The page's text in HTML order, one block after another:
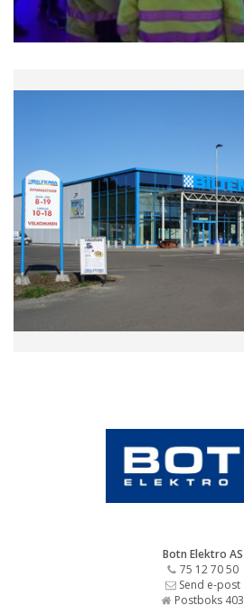
Botn Elektro AS
75 12 70 50
Send e-post
Postboks 403